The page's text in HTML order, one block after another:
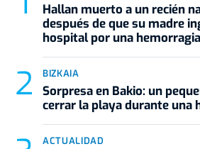
Hallan muerto a un recién
después de que su madre
hospital por una hemorragia
BIZKAIA
Sorpresa en Bakio: un
cerrar la playa durante una
ACTUALIDAD